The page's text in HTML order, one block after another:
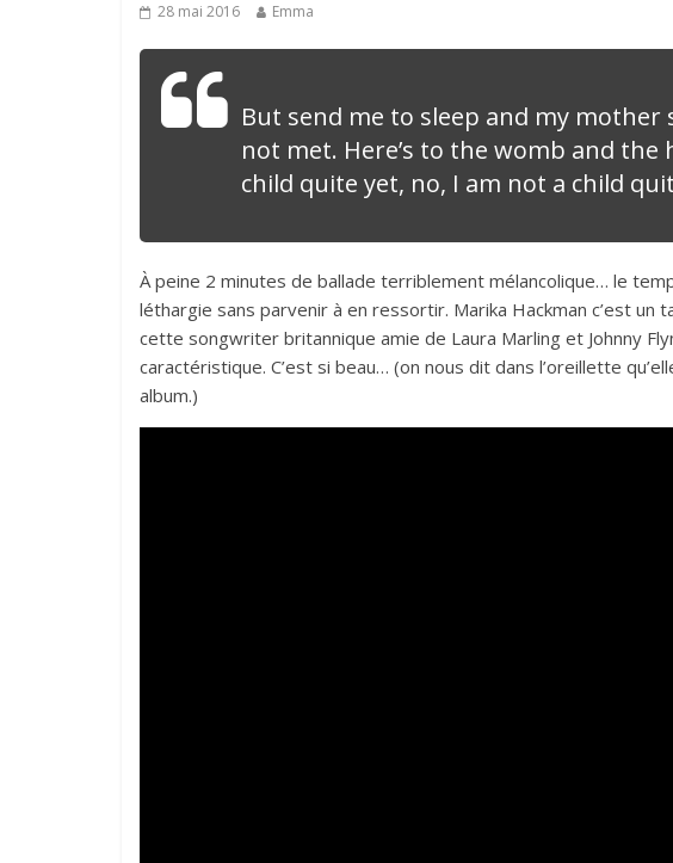
28 mai 2016 Emma
But send me to sleep and my mother
not met. Here’s to the womb and the
child quite yet, no, I am not a child
À peine 2 minutes de ballade terriblement mélancolique… le
léthargie sans parvenir à en ressortir. Marika Hackman c’est un
cette songwriter britannique amie de Laura Marling et Johnny
caractéristique. C’est si beau… (on nous dit dans l’oreillette
album.)